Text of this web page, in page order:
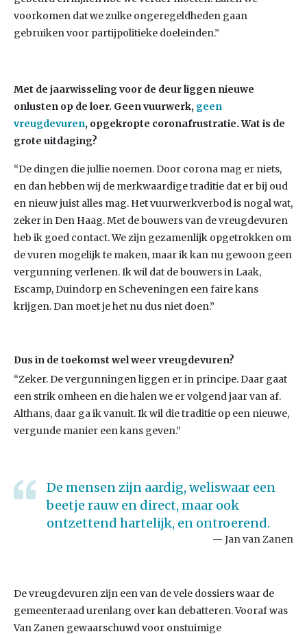
voorkomen dat we zulke ongeregeldheden gaan
gebruiken voor partijpolitieke doeleinden.”
Met de jaarwisseling voor de deur liggen nieuwe
onlusten op de loer. Geen vuurwerk, geen
vreugdevuren, opgekropte coronafrustratie. Wat is de
grote uitdaging?
“De dingen die jullie noemen. Door corona mag er niets,
en dan hebben wij de merkwaardige traditie dat er bij oud
en nieuw juist alles mag. Het vuurwerkverbod is nogal wat,
zeker in Den Haag. Met de bouwers van de vreugdevuren
heb ik goed contact. We zijn gezamenlijk opgetrokken om
de vuren mogelijk te maken, maar ik kan nu gewoon geen
vergunning verlenen. Ik wil dat de bouwers in Laak,
Escamp, Duindorp en Scheveningen een faire kans
krijgen. Dan moet je het nu dus niet doen.”
Dus in de toekomst wel weer vreugdevuren?
“Zeker. De vergunningen liggen er in principe. Daar gaat
een strik omheen en die halen we er volgend jaar van af.
Althans, daar ga ik vanuit. Ik wil die traditie op een nieuwe,
vergunde manier een kans geven.”
De mensen zijn aardig, weliswaar een
beetje rauw en direct, maar ook
ontzettend hartelijk, en ontroerend.
Jan van Zanen
De vreugdevuren zijn een van de vele dossiers waar de
gemeenteraad urenlang over kan debatteren. Vooraf was
Van Zanen gewaarschuwd voor onstuimige